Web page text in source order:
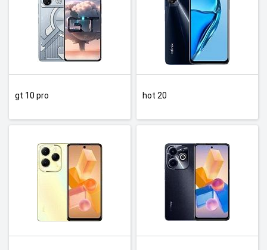
gt 10 pro hot 20